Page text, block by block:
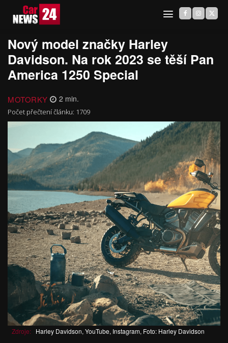
Nový model značky Harley
Davidson. Na rok 2023 se těší Pan
America 1250 Special
MOTORKY 2 min.
Počet přečtení článku: 1709
Zdroje: Harley Davidson, YouTube, Instagram, Foto: Harley Davidson